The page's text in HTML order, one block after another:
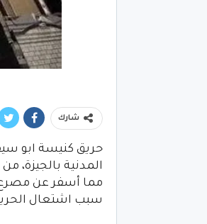
شارك
حريق كنيسة ابو
المدنية بالجيزة،
مما أسفر عن مصرع
سبب اشتعال